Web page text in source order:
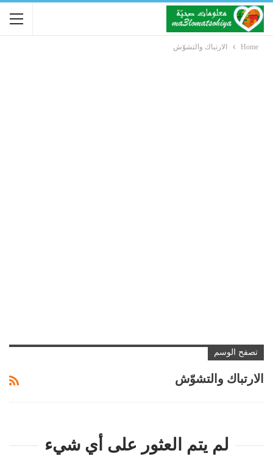
Home الارتباك والتشوّش
تصفح الوسم
الارتباك والتشوّش
لم يتم العثور على أي شيء